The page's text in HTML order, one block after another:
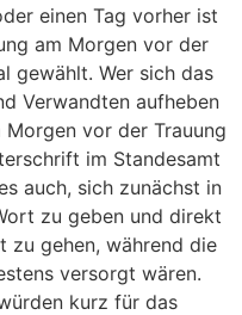
einen Tag vorher ist
am Morgen vor der
gewählt. Wer sich das
Verwandten aufheben
vor der Trauung
im Standesamt
auch, sich zunächst in
zu geben und direkt
zu gehen, während die
versorgt wären.
kurz für das